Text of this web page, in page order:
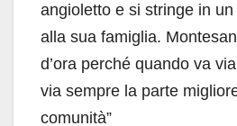
angioletto e si stringe in
alla sua famiglia.
d’ora perché quando va
via sempre la parte
comunità”